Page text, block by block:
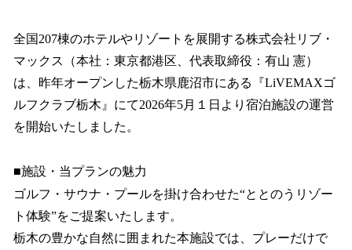
！
を
読
み
込
み
で
す
全国207棟のホテルやリゾートを展開する株式会社リブ・
マックス（本社：東京都港区、代表取締役：有山 憲）
は、昨年オープンした栃木県鹿沼市にある『LiVEMAXゴ
ルフクラブ栃木』にて2026年5月１日より宿泊施設の運営
を開始いたしました。
■施設・当プランの魅力
ゴルフ・サウナ・プールを掛け合わせた“ととのうリゾー
ト体験”をご提案いたします。
栃木の豊かな自然に囲まれた本施設では、プレーだけで